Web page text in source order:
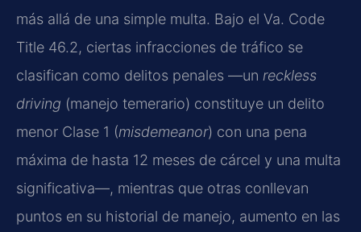
más allá de una simple multa. Bajo el Va. Code
Title 46.2, ciertas infracciones de tráfico se
clasifican como delitos penales —un reckless
driving (manejo temerario) constituye un delito
menor Clase 1 (misdemeanor) con una pena
máxima de hasta 12 meses de cárcel y una multa
significativa—, mientras que otras conllevan
puntos en su historial de manejo, aumento en las